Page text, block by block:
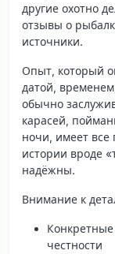
другие охотно
отзывы о
источники.
Опыт, который
датой,
обычно
карасей,
ночи, имеет все
истории вроде
надёжны.
Внимание к
честности